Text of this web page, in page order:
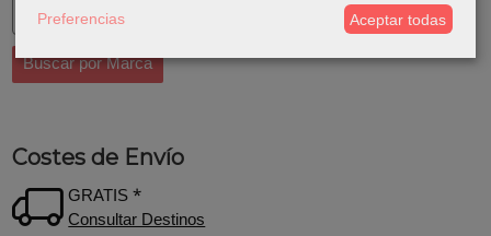
Costes de Envío
GRATIS *
Consultar Destinos
Preferencias Aceptar todas